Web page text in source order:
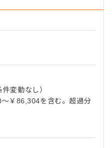
変動なし）
￥86,304を含む。超過分